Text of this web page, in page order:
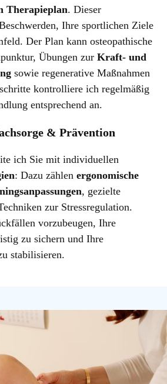
Therapieplan. Dieser
Ihre sportlichen Ziele
Der Plan kann osteopathische
Übungen zur Kraft- und
sowie regenerative Maßnahmen
kontrolliere ich regelmäßig
entsprechend an.
& Prävention
ich Sie mit individuellen
: Dazu zählen ergonomische
, gezielte
zur Stressregulation.
vorzubeugen, Ihre
zu sichern und Ihre
stabilisieren.